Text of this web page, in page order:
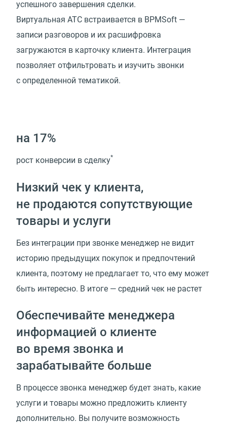
успешного завершения сделки.
Виртуальная АТС встраивается в BPMSoft —
записи разговоров и их расшифровка
загружаются в карточку клиента. Интеграция
позволяет отфильтровать и изучить звонки
с определенной тематикой.
на 17%
рост конверсии в сделку*
Низкий чек у клиента,
не продаются сопутствующие
товары и услуги
Без интеграции при звонке менеджер не видит
историю предыдущих покупок и предпочтений
клиента, поэтому не предлагает то, что ему может
быть интересно. В итоге — средний чек не растет
Обеспечивайте менеджера
информацией о клиенте
во время звонка и
зарабатывайте больше
В процессе звонка менеджер будет знать, какие
услуги и товары можно предложить клиенту
дополнительно. Вы получите возможность